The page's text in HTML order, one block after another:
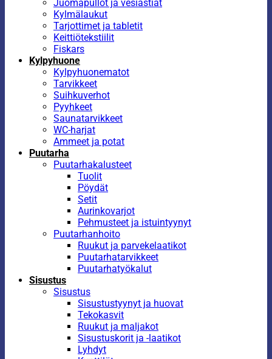
Juomapullot ja vesiastiat
Kylmälaukut
Tarjottimet ja tabletit
Keittiötekstiilit
Fiskars
Kylpyhuone
Kylpyhuonematot
Tarvikkeet
Suihkuverhot
Pyyhkeet
Saunatarvikkeet
WC-harjat
Ammeet ja potat
Puutarha
Puutarhakalusteet
Tuolit
Pöydät
Setit
Aurinkovarjot
Pehmusteet ja istuintyynyt
Puutarhanhoito
Ruukut ja parvekelaatikot
Puutarhatarvikkeet
Puutarhatyökalut
Sisustus
Sisustus
Sisustustyynyt ja huovat
Tekokasvit
Ruukut ja maljakot
Sisustuskorit ja -laatikot
Lyhdyt